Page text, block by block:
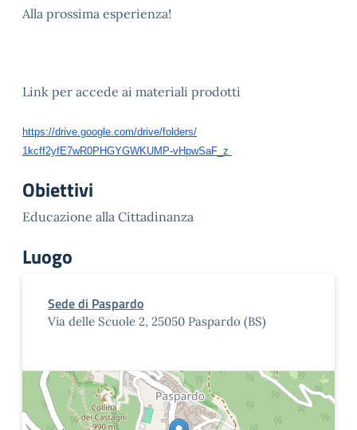
Alla prossima esperienza!
Link per accede ai materiali prodotti
https://drive.google.com/drive/folders/
1kcff2yfE7wR0PHGYGWKUMP-vHpwSaF_z
Obiettivi
Educazione alla Cittadinanza
Luogo
Sede di Paspardo
Via delle Scuole 2, 25050 Paspardo (BS)